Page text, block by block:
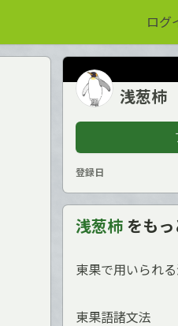
ログ
浅葱柿
登録日
浅葱柿 をもっ
東果で用いられ
東果語諸文法